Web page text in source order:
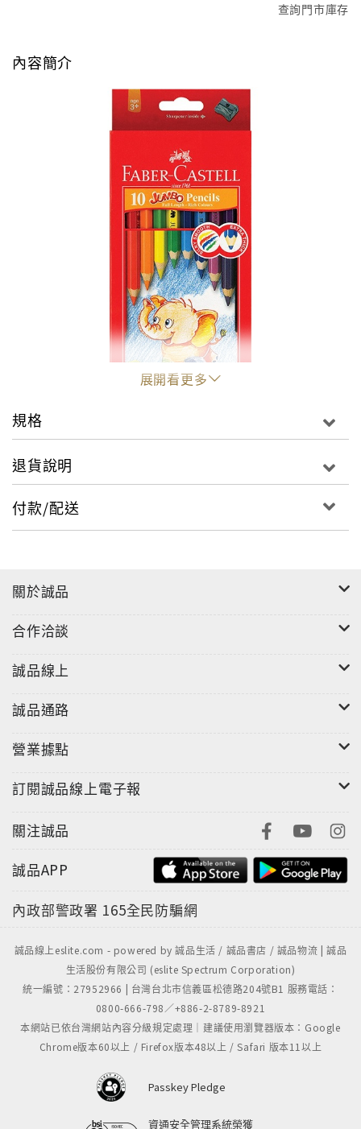
查詢門市庫存
內容簡介
"
展開看更多
規格
退貨說明
付款/配送
關於誠品
合作洽談
誠品線上
誠品通路
營業據點
訂閱誠品線上電子報
關注誠品
誠品APP
內政部警政署 165全民防騙網
誠品線上eslite.com - powered by 誠品生活 / 誠品書店 / 誠品物流 | 誠品
生活股份有限公司 (eslite Spectrum Corporation)
統一編號：27952966 | 台灣台北市信義區松德路204號B1 服務電話：
0800-666-798／+886-2-8789-8921
本網站已依台灣網站內容分級規定處理｜建議使用瀏覽器版本：Google
Chrome版本60以上 / Firefox版本48以上 / Safari 版本11以上
Passkey Pledge
資通安全管理系統榮獲